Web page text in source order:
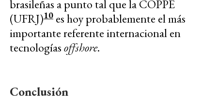
brasileñas a punto tal que la COPPE
(UFRJ)10 es hoy probablemente el más
importante referente internacional en
tecnologíasoffshore.
Conclusión